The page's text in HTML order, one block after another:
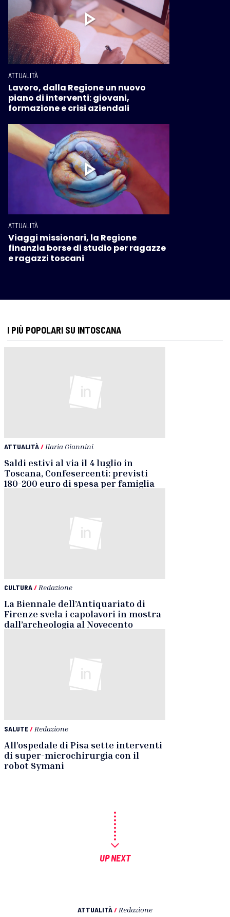
ATTUALITÀ
Lavoro, dalla Regione un nuovo
piano di interventi: giovani,
formazione e crisi aziendali
ATTUALITÀ
Viaggi missionari, la Regione
finanzia borse di studio per ragazze
e ragazzi toscani
I PIÙ POPOLARI SU INTOSCANA
ATTUALITÀ/ Ilaria Giannini
Saldi estivi al via il 4 luglio in
Toscana, Confesercenti: previsti
180-200 euro di spesa per famiglia
CULTURA/ Redazione
La Biennale dell’Antiquariato di
Firenze svela i capolavori in mostra
dall’archeologia al Novecento
SALUTE/ Redazione
All’ospedale di Pisa sette interventi
di super-microchirurgia con il
robot Symani
UP NEXT
ATTUALITÀ/ Redazione